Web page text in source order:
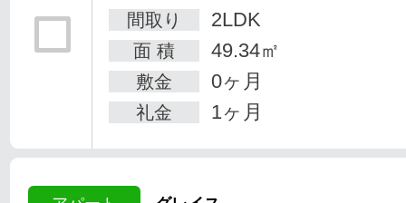
間取り
2LDK
面 積 49.34㎡
敷金 0ヶ月
礼金 1ヶ月